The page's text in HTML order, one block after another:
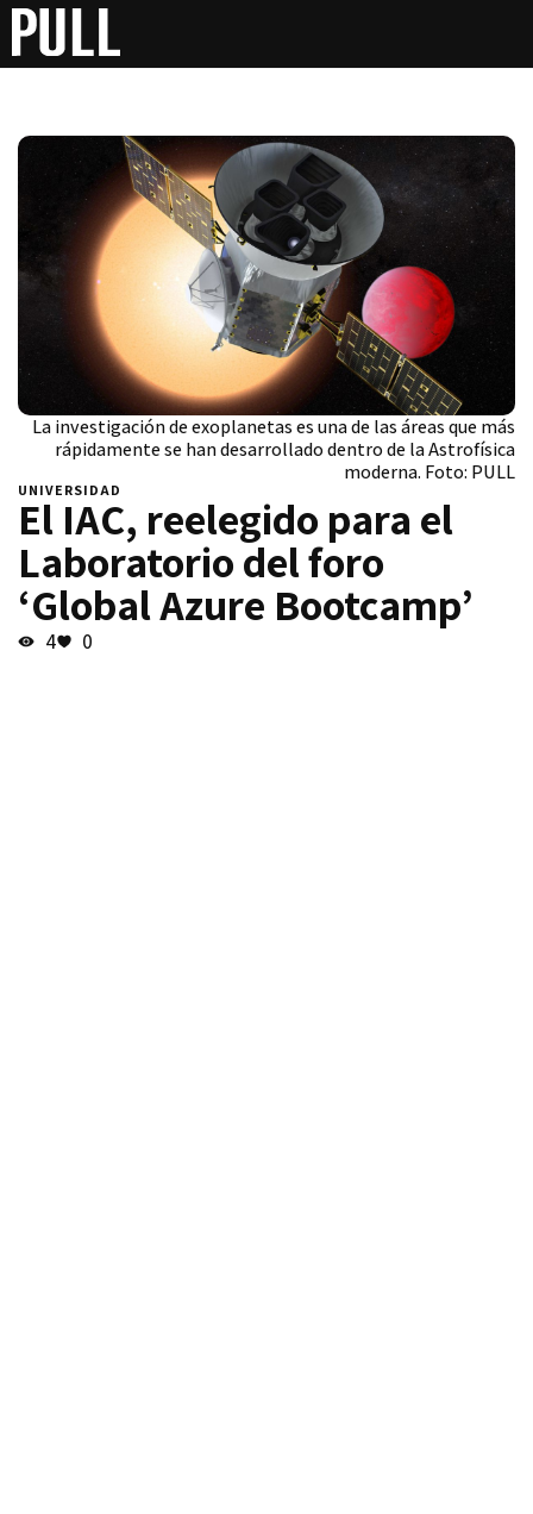
La investigación de exoplanetas es una de las áreas que más
rápidamente se han desarrollado dentro de la Astrofísica
moderna. Foto: PULL
UNIVERSIDAD
El IAC, reelegido para el
Laboratorio del foro
‘Global Azure Bootcamp’
4 0